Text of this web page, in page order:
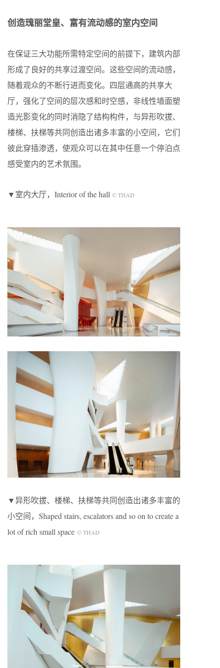
创造瑰丽堂皇、富有流动感的室内空间
在保证三大功能所需特定空间的前提下，建筑内部
形成了良好的共享过渡空间。这些空间的流动感，
随着观众的不断行进而变化。四层通高的共享大
厅，强化了空间的层次感和时空感，非线性墙面塑
造光影变化的同时消隐了结构构件，与异形吹拔、
楼梯、扶梯等共同创造出诸多丰富的小空间，它们
彼此穿插渗透，使观众可以在其中任意一个停泊点
感受室内的艺术氛围。
▼室内大厅，Interior of the hall © THAD
▼异形吹拔、楼梯、扶梯等共同创造出诸多丰富的
小空间，Shaped stairs, escalators and so on to create a
lot of rich small space © THAD